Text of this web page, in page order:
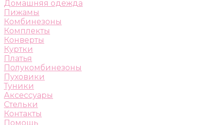
Домашняя одежда
Пижамы
Комбинезоны
Комплекты
Конверты
Куртки
Платья
Полукомбинезоны
Пуховики
Туники
Аксессуары
Стельки
Контакты
Помощь